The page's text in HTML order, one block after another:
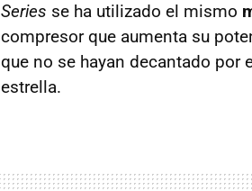
Series se ha utilizado el mismo
compresor que aumenta su
que no se hayan decantado por
estrella.